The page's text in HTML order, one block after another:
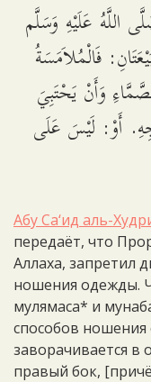
اللَّهُ عَلَيْهِ وَسَلَّم
فَالْمُلاَمَسَةُ
وَأَنْ يَحْتَبِيَ
أَوْ: لَيْسَ عَلَى
Абу Са‘ид аль-
передаёт, что
Аллаха, запретил
ношения одежды.
мулямаса* и
способов
заворачивается в
правый бок,